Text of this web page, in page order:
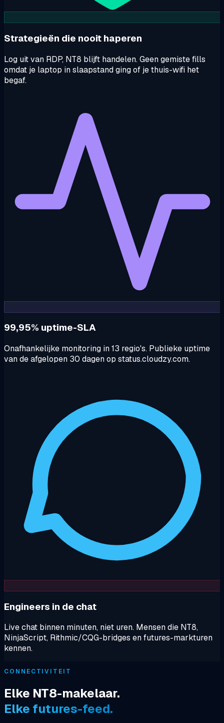
Strategieën die nooit haperen
Log uit van RDP, NT8 blijft handelen. Geen gemiste fills
omdat je laptop in slaapstand ging of je thuis-wifi het
begaf.
99,95% uptime-SLA
Onafhankelijke monitoring in 13 regio's. Publieke uptime
van de afgelopen 30 dagen op status.cloudzy.com.
Engineers in de chat
Live chat binnen minuten, niet uren. Mensen die NT8,
NinjaScript, Rithmic/CQG-bridges en futures-markturen
kennen.
CONNECTIVITEIT
Elke NT8-makelaar.
Elke futures-feed.